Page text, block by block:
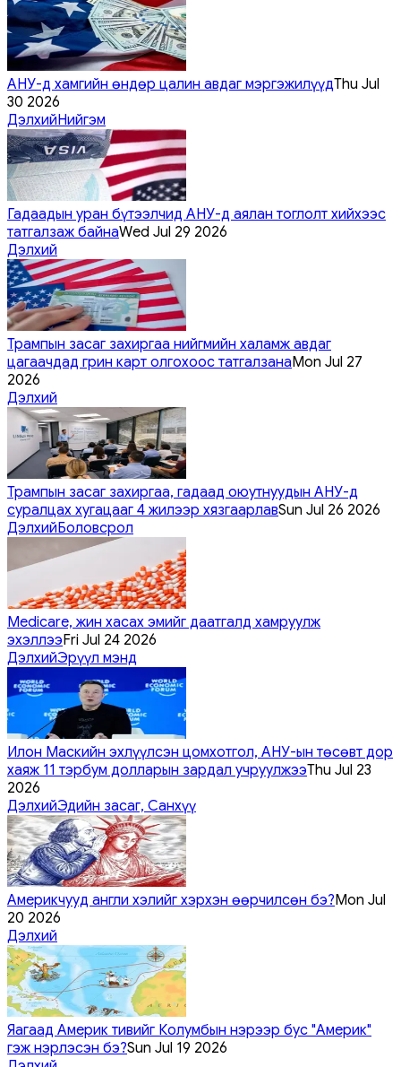
АНУ-д хамгийн өндөр цалин авдаг мэргэжилүүдThu Jul
30 2026
ДэлхийНийгэм
Гадаадын уран бүтээлчид АНУ-д аялан тоглолт хийхээс
татгалзаж байнаWed Jul 29 2026
Дэлхий
Трампын засаг захиргаа нийгмийн халамж авдаг
цагаачдад грин карт олгохоос татгалзанаMon Jul 27
2026
Дэлхий
Трампын засаг захиргаа, гадаад оюутнуудын АНУ-д
суралцах хугацааг 4 жилээр хязгаарлавSun Jul 26 2026
ДэлхийБоловсрол
Medicare, жин хасах эмийг даатгалд хамруулж
эхэллээFri Jul 24 2026
ДэлхийЭрүүл мэнд
Илон Маскийн эхлүүлсэн цомхотгол, АНУ-ын төсөвт дор
хаяж 11 тэрбум долларын зардал учруулжээThu Jul 23
2026
ДэлхийЭдийн засаг, Санхүү
Америкчууд англи хэлийг хэрхэн өөрчилсөн бэ?Mon Jul
20 2026
Дэлхий
Яагаад Америк тивийг Колумбын нэрээр бус "Америк"
гэж нэрлэсэн бэ?Sun Jul 19 2026